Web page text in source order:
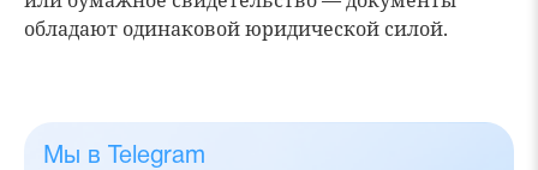
обладают одинаковой юридической силой.
Мы в Telegram